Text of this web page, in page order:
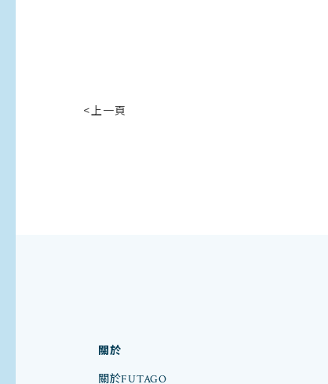
<上一頁
關於
關於FUTAGO